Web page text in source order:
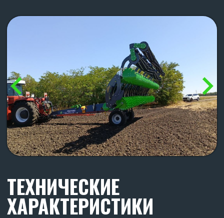
Транспортная длина (м): 7
Расстояние между центрами рабочих органов (мм):
250
Расст-е между центрами дисков переднего и заднего
ряда (мм): 1200
Расстояние между центрами дисков второго ряда и
катком (мм): 1000
Количество рабочих органов (шт): 82
Диск рабочего органа (мм): 560 (наплавка гранит)
Количество катков (шт): 4 по 2,6 м
Подшипник на катках: FKL 308 самоцентрирующийся
Диаметр катков (мм): 430
Рабочая поверхность катков из круга диаметром (мм):
25 (8 шт. на каток)
Производительность (га/ч): от 12